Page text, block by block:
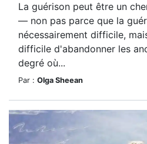
La guérison peut être un
— non pas parce que la
nécessairement difficile,
difficile d'abandonner les
degré où...
Par : Olga Sheean